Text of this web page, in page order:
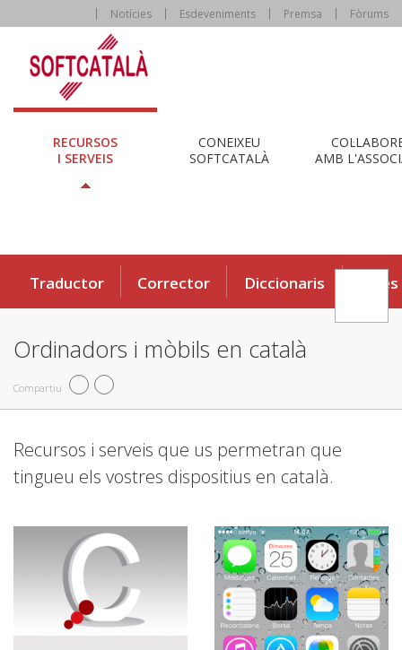
Notícies Esdeveniments Premsa Fòrums
RECURSOS
I SERVEIS
CONEIXEU
SOFTCATALÀ
AMB
Traductor Corrector Diccionaris Eines
Ordinadors i mòbils en català
Compartiu
Recursos i serveis que us permetran que
tingueu els vostres dispositius en català.